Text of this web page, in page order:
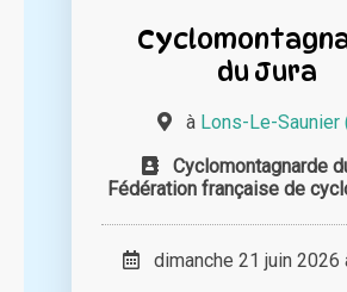
du Jura
à Lons-Le-Saunier
Cyclomontagnarde
Fédération française de
dimanche 21 juin 2026